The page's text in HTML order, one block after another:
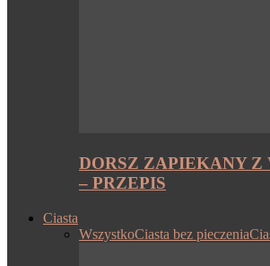
DORSZ ZAPIEKANY Z
– PRZEPIS
Ciasta
WszystkoCiasta bez pieczenia